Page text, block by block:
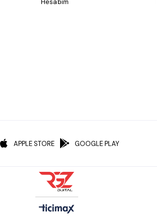
Hesabım
APPLE STORE GOOGLE PLAY